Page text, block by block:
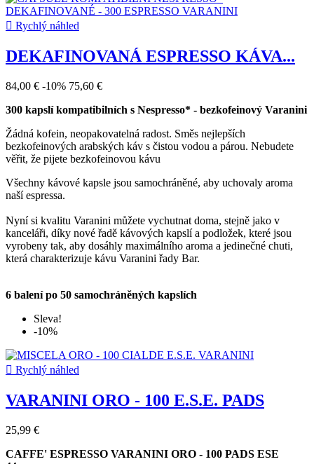
 Rychlý náhled
DEKAFINOVANÁ ESPRESSO KÁVA...
84,00 € -10% 75,60 €
300 kapslí kompatibilních s Nespresso* - bezkofeinový Varanini
Žádná kofein, neopakovatelná radost. Směs nejlepších
bezkofeinových arabských káv s čistou vodou a párou. Nebudete
věřit, že pijete bezkofeinovou kávu
Všechny kávové kapsle jsou samochráněné, aby uchovaly aroma
naší espressa.
Nyní si kvalitu Varanini můžete vychutnat doma, stejně jako v
kanceláři, díky nové řadě kávových kapslí a podložek, které jsou
vyrobeny tak, aby dosáhly maximálního aroma a jedinečné chuti,
která charakterizuje kávu Varanini řady Bar.
6 balení po 50 samochráněných kapslích
Sleva!
-10%
 Rychlý náhled
VARANINI ORO - 100 E.S.E. PADS
25,99 €
CAFFE' ESPRESSO VARANINI ORO - 100 PADS ESE